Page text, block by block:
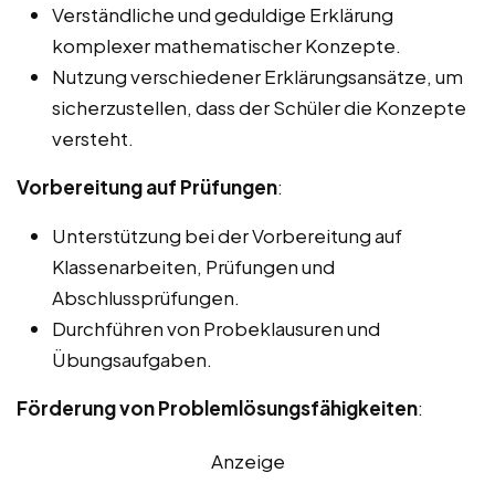
Verständliche und geduldige Erklärung
komplexer mathematischer Konzepte.
Nutzung verschiedener Erklärungsansätze, um
sicherzustellen, dass der Schüler die Konzepte
versteht.
Vorbereitung auf Prüfungen:
Unterstützung bei der Vorbereitung auf
Klassenarbeiten, Prüfungen und
Abschlussprüfungen.
Durchführen von Probeklausuren und
Übungsaufgaben.
Förderung von Problemlösungsfähigkeiten:
Anzeige